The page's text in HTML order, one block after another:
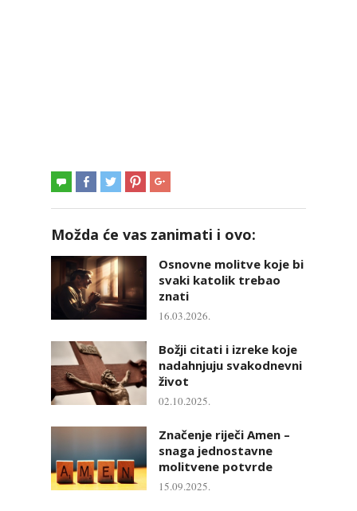
Možda će vas zanimati i ovo:
Osnovne molitve koje bi
svaki katolik trebao
znati
16.03.2026.
Božji citati i izreke koje
nadahnjuju svakodnevni
život
02.10.2025.
Značenje riječi Amen –
snaga jednostavne
molitvene potvrde
15.09.2025.